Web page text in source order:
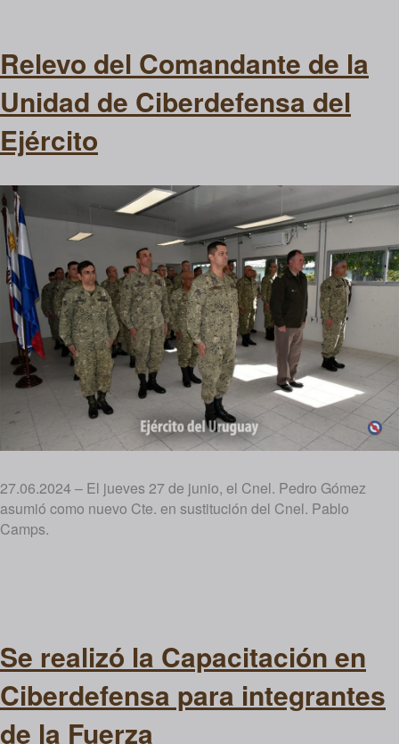
Relevo del Comandante de la
Unidad de Ciberdefensa del
Ejército
27.06.2024 – El jueves 27 de junio, el Cnel. Pedro Gómez
asumió como nuevo Cte. en sustitución del Cnel. Pablo
Camps.
Se realizó la Capacitación en
Ciberdefensa para integrantes
de la Fuerza